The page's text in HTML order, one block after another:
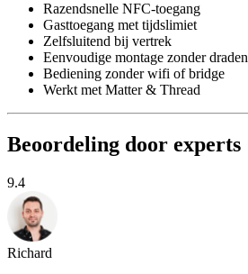
Razendsnelle NFC-toegang
Gasttoegang met tijdslimiet
Zelfsluitend bij vertrek
Eenvoudige montage zonder draden
Bediening zonder wifi of bridge
Werkt met Matter & Thread
Beoordeling door experts
9.4
Richard